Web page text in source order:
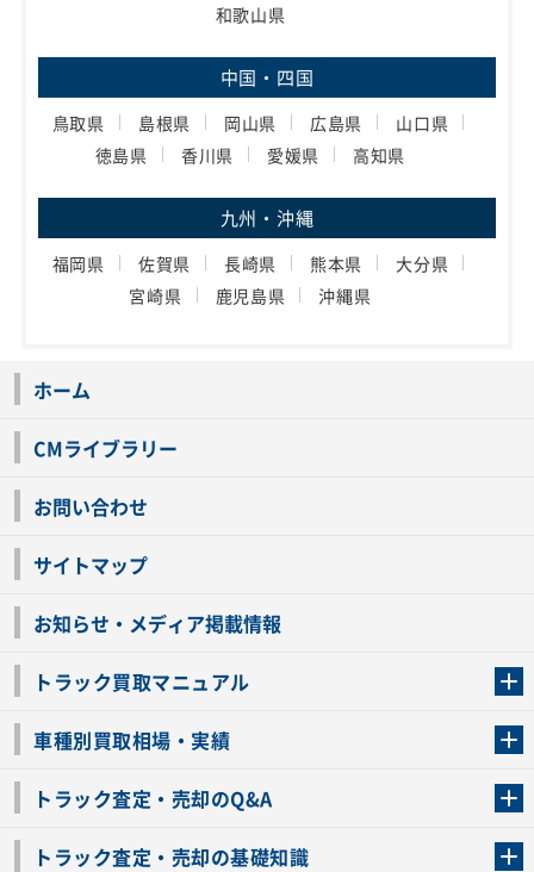
和歌山県
中国・四国
鳥取県 島根県 岡山県 広島県
山口県
徳島県
香川県 愛媛県 高知県
九州・沖縄
福岡県 佐賀県 長崎県 熊本県
大分県
宮崎県
鹿児島県 沖縄県
ホーム
CMライブラリー
お問い合わせ
サイトマップ
お知らせ・メディア掲載情報
トラック買取マニュアル
車種別買取相場・実績
トラック査定・売却のQ&A
トラック査定・売却の基礎知識